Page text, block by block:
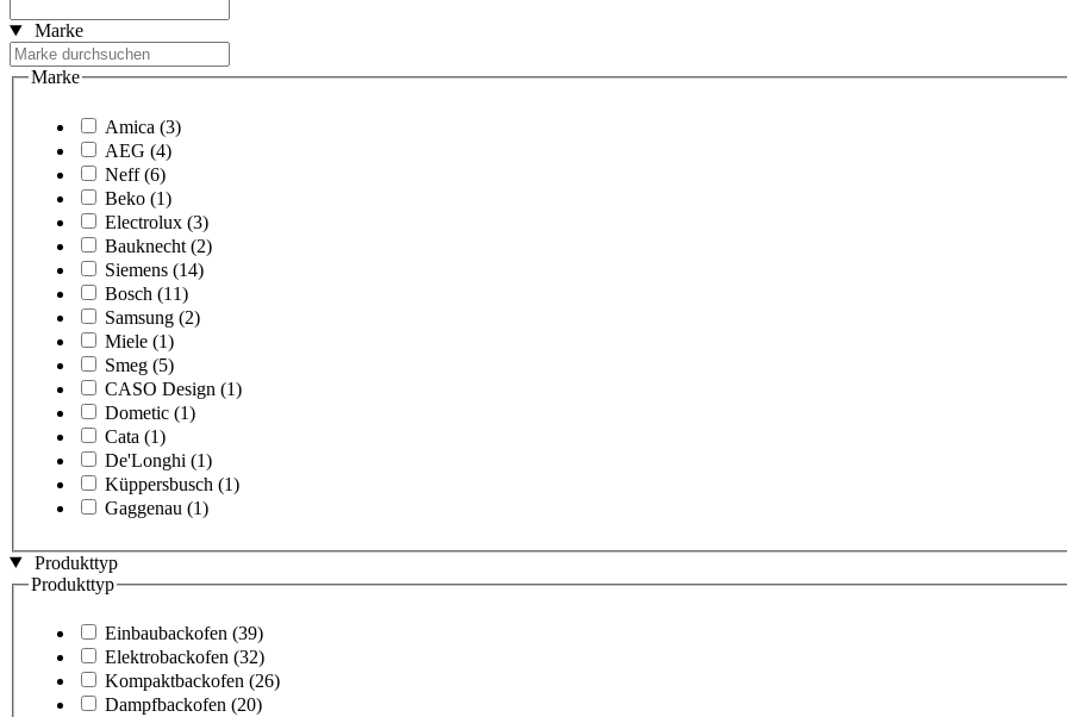
Marke
Marke
Amica (3)
AEG (4)
Neff (6)
Beko (1)
Electrolux (3)
Bauknecht (2)
Siemens (14)
Bosch (11)
Samsung (2)
Miele (1)
Smeg (5)
CASO Design (1)
Dometic (1)
Cata (1)
De'Longhi (1)
Küppersbusch (1)
Gaggenau (1)
Produkttyp
Produkttyp
Einbaubackofen (39)
Elektrobackofen (32)
Kompaktbackofen (26)
Dampfbackofen (20)